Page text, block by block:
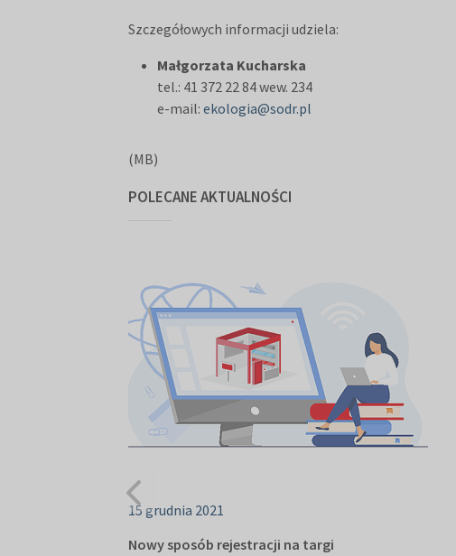
Szczegółowych informacji udziela:
Małgorzata Kucharska
tel.: 41 372 22 84 wew. 234
e-mail: ekologia@sodr.pl
(MB)
POLECANE AKTUALNOŚCI
15 grudnia 2021
Nowy sposób rejestracji na targi